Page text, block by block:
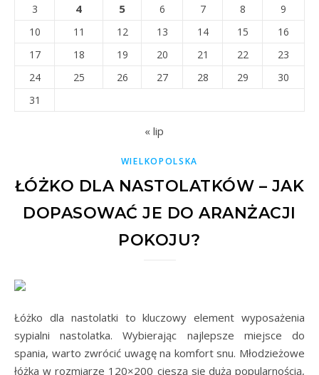
3
4 5 6 7 8
9
10
11 12 13 14 15
16
17
18 19 20 21 22
23
24
25 26 27 28 29
30
31
« lip
WIELKOPOLSKA
ŁÓŻKO DLA NASTOLATKÓW – JAK
DOPASOWAĆ JE DO ARANŻACJI
POKOJU?
Łóżko dla nastolatki to kluczowy element wyposażenia
sypialni nastolatka. Wybierając najlepsze miejsce do
spania, warto zwrócić uwagę na komfort snu. Młodzieżowe
łóżka w rozmiarze 120×200 cieszą się dużą popularnością,